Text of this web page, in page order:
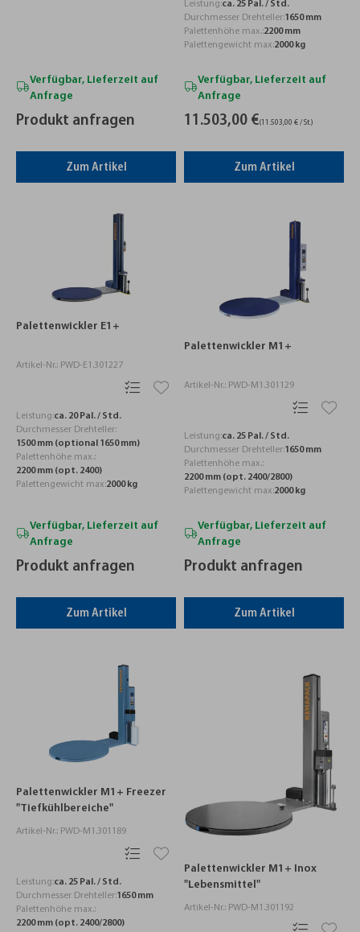
Verfügbar, Lieferzeit auf
Anfrage
Produkt anfragen
Zum Artikel
Leistung:ca. 25 Pal. / Std.
Durchmesser Drehteller:1650 mm
Palettenhöhe max.:2200 mm
Palettengewicht max:2000 kg
Verfügbar, Lieferzeit auf
Anfrage
11.503,00 €(11.503,00 € / St.)
Zum Artikel
Palettenwickler E1+
Artikel-Nr.: PWD-E1.301227
Leistung:ca. 20 Pal. / Std.
Durchmesser Drehteller:
1500 mm (optional 1650 mm)
Palettenhöhe max.:
2200 mm (opt. 2400)
Palettengewicht max:2000 kg
Verfügbar, Lieferzeit auf
Anfrage
Produkt anfragen
Zum Artikel
Palettenwickler M1+
Artikel-Nr.: PWD-M1.301129
Leistung:ca. 25 Pal. / Std.
Durchmesser Drehteller:1650 mm
Palettenhöhe max.:
2200 mm (opt. 2400/2800)
Palettengewicht max:2000 kg
Verfügbar, Lieferzeit auf
Anfrage
Produkt anfragen
Zum Artikel
Palettenwickler M1+ Freezer
"Tiefkühlbereiche"
Artikel-Nr.: PWD-M1.301189
Leistung:ca. 25 Pal. / Std.
Durchmesser Drehteller:1650 mm
Palettenhöhe max.:
2200 mm (opt. 2400/2800)
Palettenwickler M1+ Inox
"Lebensmittel"
Artikel-Nr.: PWD-M1.301192